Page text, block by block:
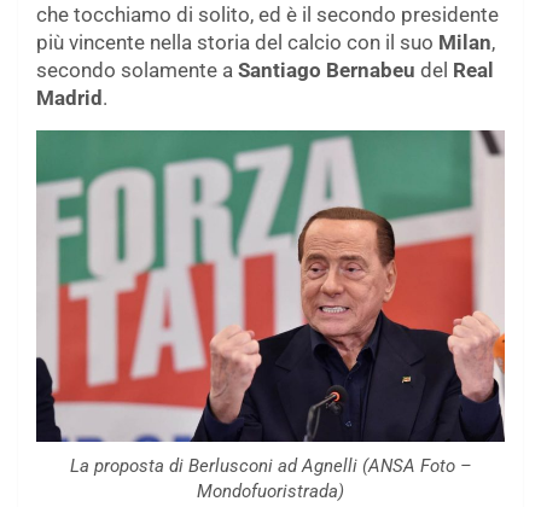
che tocchiamo di solito, ed è il secondo presidente
più vincente nella storia del calcio con il suo Milan,
secondo solamente a Santiago Bernabeu del Real
Madrid.
La proposta di Berlusconi ad Agnelli (ANSA Foto –
Mondofuoristrada)